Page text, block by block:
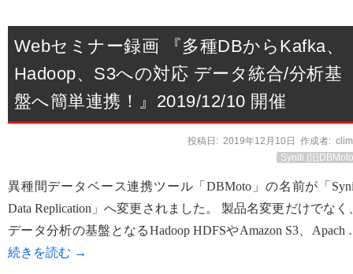
Webセミナー録画 『多種DBからKafka、
Hadoop、S3への対応 データ統合/分析基
盤へ簡単連携！』2019/12/10 開催
投稿日: 2019年12月10日 作成者:
Syniti (旧
異種間データベース連携ツール「DBMoto」の名前が「
Data Replication」へ変更されました。 製品名変更だけでなく
データ分析の基盤となるHadoop HDFSやAmazon S3、Apach
続きを読む →